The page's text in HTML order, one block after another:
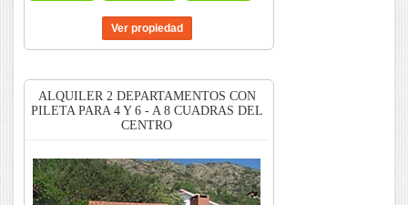
ALQUILER 2 DEPARTAMENTOS CON
PILETA PARA 4 Y 6 - A 8 CUADRAS DEL
CENTRO